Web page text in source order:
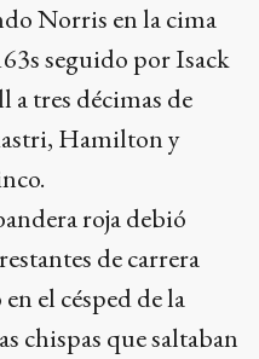
Norris en la cima
seguido por Isack
tres décimas de
Hamilton y
roja debió
de carrera
el césped de la
chispas que saltaban